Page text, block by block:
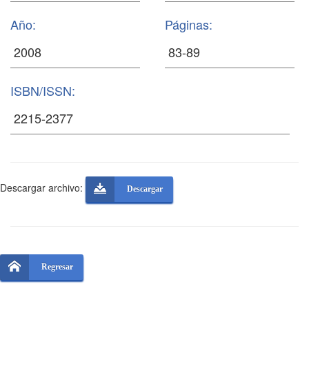
Año: Páginas:
ISBN/ISSN:
Descargar archivo: Descargar
Regresar